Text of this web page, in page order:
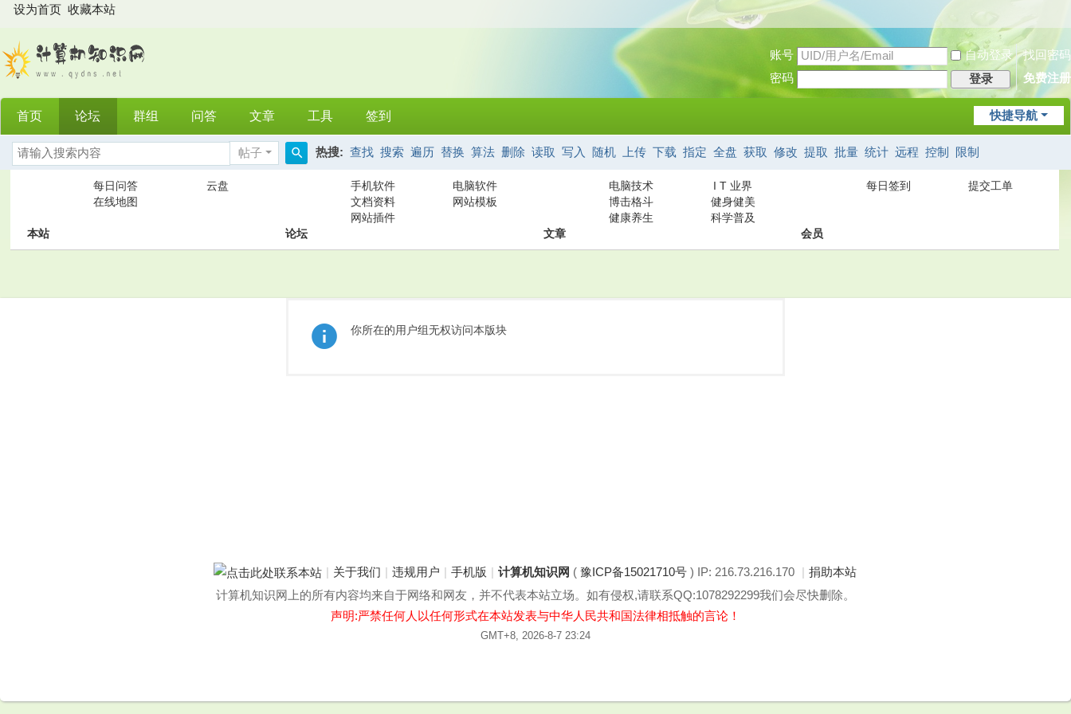
设为首页 收藏本站
账号 自动登录
找回密码
密码
登录 免费注册
快捷导航
首页 论坛 群组 问答 文章 工具 签到
帖子 热搜: 查找 搜索 遍历 替换 算法 删除 读取 写入 随机 上传 下载 指定 全盘 获取 修改 提取 批量 统计 远程 控制 限制
本站
每日问答
云盘
在线地图
论坛
手机软件
电脑软件
文档资料
网站模板
网站插件
文章
电脑技术
I T 业界
博击格斗
健身健美
健康养生
科学普及
会员
每日签到 提交工单
你所在的用户组无权访问本版块
关于我们 违规用户 手机版 计算机知识网 (豫ICP备15021710号 ) IP: 216.73.216.170
捐助本站
计算机知识网上的所有内容均来自于网络和网友，并不代表本站立场。如有侵权,请联系QQ:1078292299我们会尽快删除。
声明:严禁任何人以任何形式在本站发表与中华人民共和国法律相抵触的言论！
GMT+8, 2026-8-7 23:24